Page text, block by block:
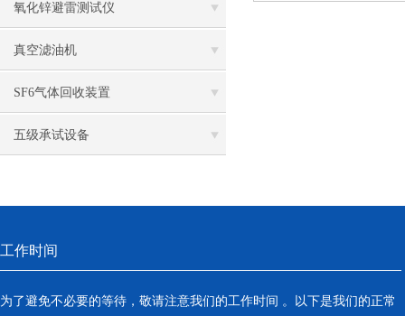
氧化锌避雷测试仪
真空滤油机
SF6气体回收装置
五级承试设备
工作时间
为了避免不必要的等待，敬请注意我们的工作时间 。以下是我们的正常